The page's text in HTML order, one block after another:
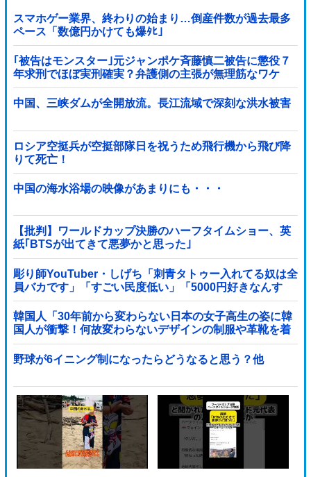
スマホゲー業界、終わりの始まり…倒産件数が過去最多
ペース「数億円かけても爆ﾀﾋ」
｢被告はモンスター｣元ジャンポケ斉藤慎二被告に懲役７
年求刑でほぼ実刑確実？弁護側の主張が無理筋なワケ
中国、三峡ダムが全開放流。長江流域で深刻な洪水被害
ロシア空挺兵が空挺部隊日を祝うため飛行機から飛び降
りて死亡！
中国の海水浴場の映像があまりにも・・・
【批判】ワールドカップ決勝のハーフタイムショー、英
紙｢BTSが出てきて悪夢かと思った｣
彫り師YouTuber・しげち「刺青タトゥー入れてる奴は全
員バカです」「すごい民度低い」「5000円好きなんす
よ、バカって」
韓国人「30年前から変わらない日本の女子高生の姿に韓
国人が衝撃！何故変わらないデザインの制服や革靴を着
用し続けるのか？」
野球が6イニング制になったらどうなると思う？他